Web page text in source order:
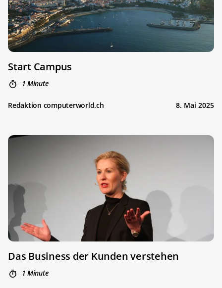
Start Campus
1 Minute
Redaktion computerworld.ch 8. Mai 2025
Das Business der Kunden verstehen
1 Minute